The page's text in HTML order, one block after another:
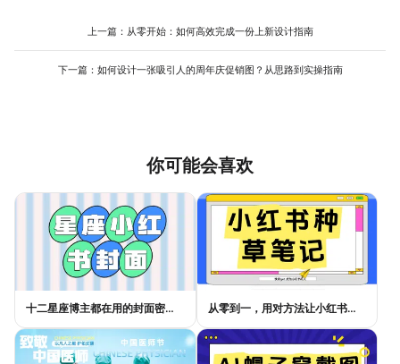
的素材库中包含大量露营相关图标（帐篷、篝火、指南针）和背景
上一篇： 从零开始：如何高效完成一份上新设计指南
下一篇： 如何设计一张吸引人的周年庆促销图？从思路到实操指南
你可能会喜欢
十二星座博主都在用的封面密码，星座小红书封面标题这样写才吸睛 从零到一，用对方法让小红书种草笔记的流量自己找上门